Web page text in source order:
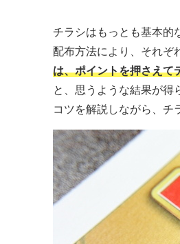
チラシはもっとも基本的
配布方法により、それぞ
は、ポイントを押さえて
と、思うような結果が得
コツを解説しながら、チ